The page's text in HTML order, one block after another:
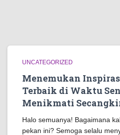
UNCATEGORIZED
Menemukan
Terbaik di Waktu
Menikmati
Halo semuanya! Bagaimana
pekan ini? Semoga selalu